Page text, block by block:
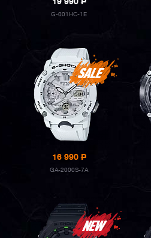
19 990P
G-001HC-1E
16 990P
GA-2000S-7A